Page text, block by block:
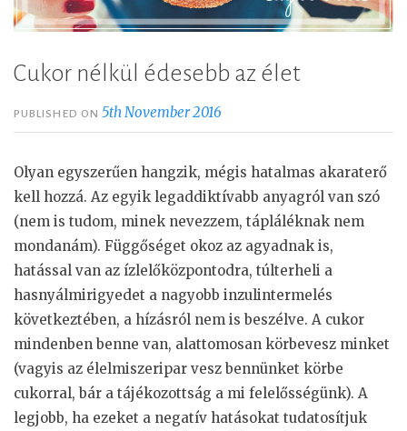
Cukor nélkül édesebb az élet
PUBLISHED ON5th November 2016
Olyan egyszerűen hangzik, mégis hatalmas akaraterő
kell hozzá. Az egyik legaddiktívabb anyagról van szó
(nem is tudom, minek nevezzem, tápláléknak nem
mondanám). Függőséget okoz az agyadnak is,
hatással van az ízlelőközpontodra, túlterheli a
hasnyálmirigyedet a nagyobb inzulintermelés
következtében, a hízásról nem is beszélve. A cukor
mindenben benne van, alattomosan körbevesz minket
(vagyis az élelmiszeripar vesz bennünket körbe
cukorral, bár a tájékozottság a mi felelősségünk). A
legjobb, ha ezeket a negatív hatásokat tudatosítjuk